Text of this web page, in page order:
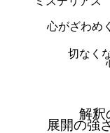
切なく
心がざわめく
展開の強さ
解釈